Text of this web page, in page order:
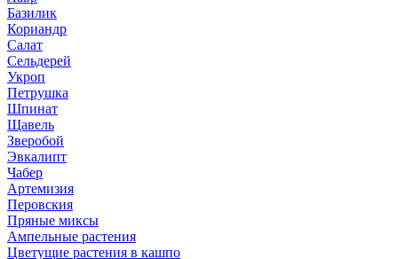
Базилик
Кориандр
Салат
Сельдерей
Укроп
Петрушка
Шпинат
Щавель
Зверобой
Эвкалипт
Чабер
Артемизия
Перовския
Пряные миксы
Ампельные растения
Цветущие растения в кашпо